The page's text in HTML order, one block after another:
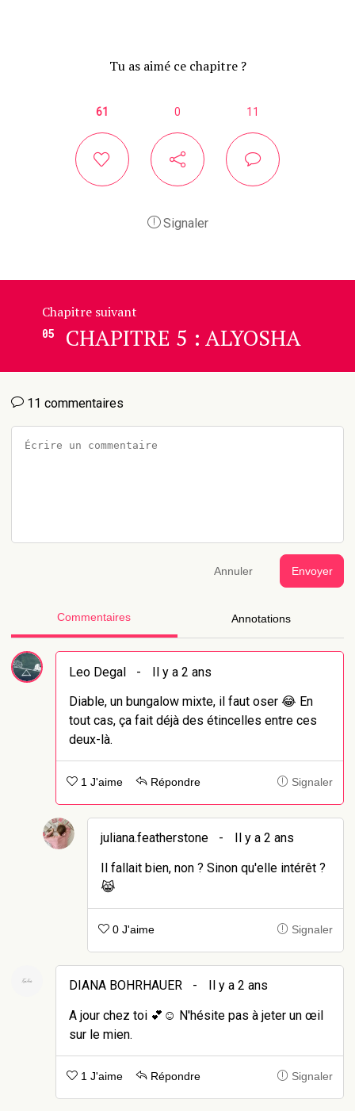
Tu as aimé ce chapitre ?
61 0 11
Signaler
Chapitre suivant
05 CHAPITRE 5 : ALYOSHA
11 commentaires
Annuler Envoyer
Commentaires Annotations
Leo Degal -
Il y a 2 ans
Diable, un bungalow mixte, il faut oser 😂 En
tout cas, ça fait déjà des étincelles entre ces
deux-là.
1 J'aime Répondre Signaler
juliana.featherstone -
Il y a 2 ans
Il fallait bien, non ? Sinon qu'elle intérêt ?
😹
0 J'aime Signaler
DIANA BOHRHAUER -
Il y a 2 ans
A jour chez toi 💕☺️ N'hésite pas à jeter un œil
sur le mien.
1 J'aime Répondre Signaler